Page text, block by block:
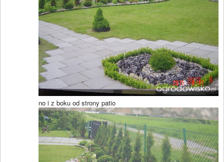
no i z boku od strony patio